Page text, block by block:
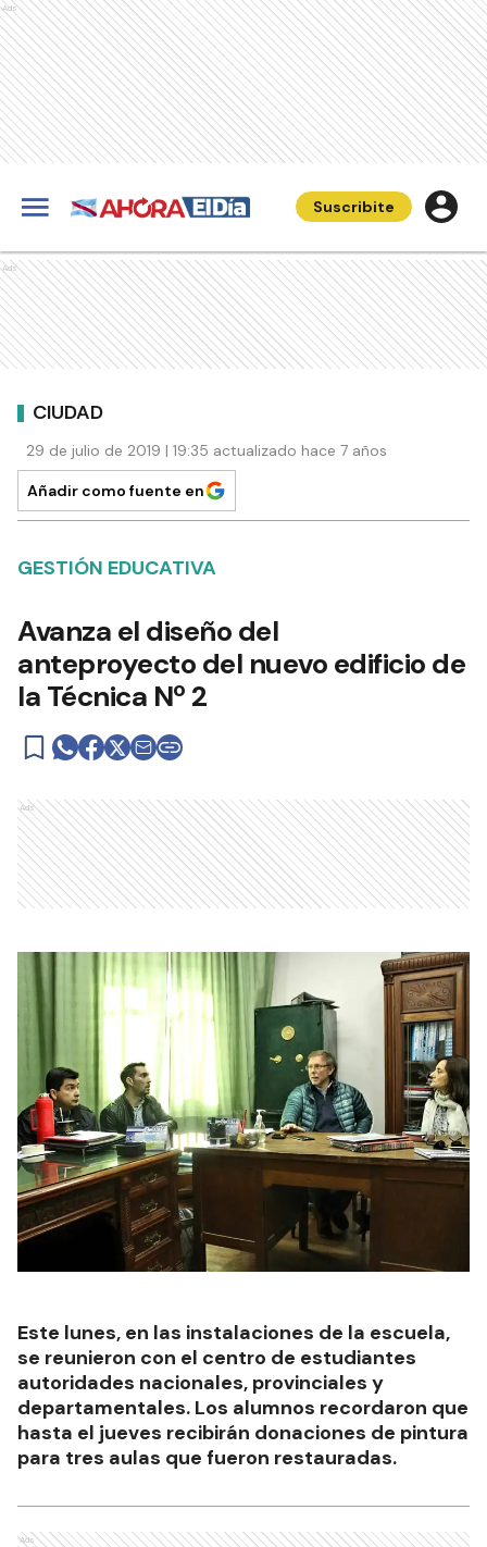
Ads
Suscribite
Ads
CIUDAD
29 de julio de 2019 | 19:35 actualizado hace 7 años
Añadir como fuente en
GESTIÓN EDUCATIVA
Avanza el diseño del
anteproyecto del nuevo edificio de
la Técnica Nº 2
Ads
Este lunes, en las instalaciones de la escuela,
se reunieron con el centro de estudiantes
autoridades nacionales, provinciales y
departamentales. Los alumnos recordaron que
hasta el jueves recibirán donaciones de pintura
para tres aulas que fueron restauradas.
Ads